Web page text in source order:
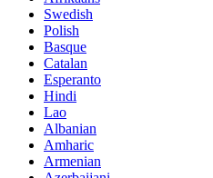
Swedish
Polish
Basque
Catalan
Esperanto
Hindi
Lao
Albanian
Amharic
Armenian